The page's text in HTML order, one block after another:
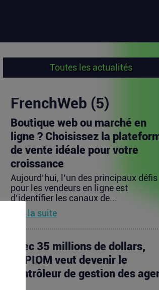
Toutes les actualités
FrenchWeb (5)
Boutique web ou marché en
ligne ? Choisissez la
de vente idéale pour votre
croissance
Aujourd’hui, l’un des principaux défis
pour les vendeurs en ligne est
d’identifier les canaux de...
Lire la suite
Avec 35 millions de dollars,
SAPIOM veut devenir le
contrôleur de gestion des